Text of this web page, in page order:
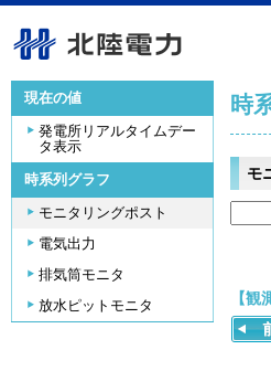
現在の値
発電所リアルタイムデー
タ表示
時系列グラフ
モニタリングポスト
電気出力
排気筒モニタ
放水ピットモニタ
時
モ
【